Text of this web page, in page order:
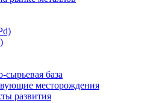
база
месторождения
развития